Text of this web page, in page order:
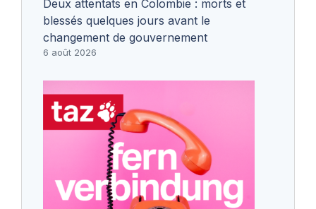
Deux attentats en Colombie : morts et
blessés quelques jours avant le
changement de gouvernement
6 août 2026